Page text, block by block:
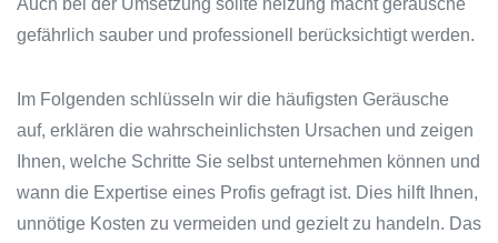
Auch bei der Umsetzung sollte heizung macht geräusche
gefährlich sauber und professionell berücksichtigt werden.
Im Folgenden schlüsseln wir die häufigsten Geräusche
auf, erklären die wahrscheinlichsten Ursachen und zeigen
Ihnen, welche Schritte Sie selbst unternehmen können und
wann die Expertise eines Profis gefragt ist. Dies hilft Ihnen,
unnötige Kosten zu vermeiden und gezielt zu handeln. Das